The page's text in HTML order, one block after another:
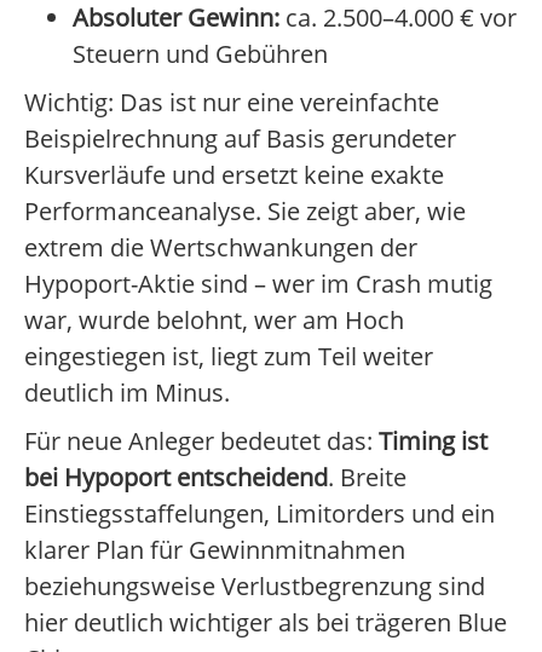
Absoluter Gewinn: ca. 2.500–4.000 € vor
Steuern und Gebühren
Wichtig: Das ist nur eine vereinfachte
Beispielrechnung auf Basis gerundeter
Kursverläufe und ersetzt keine exakte
Performanceanalyse. Sie zeigt aber, wie
extrem die Wertschwankungen der
Hypoport-Aktie sind – wer im Crash mutig
war, wurde belohnt, wer am Hoch
eingestiegen ist, liegt zum Teil weiter
deutlich im Minus.
Für neue Anleger bedeutet das: Timing ist
bei Hypoport entscheidend. Breite
Einstiegsstaffelungen, Limitorders und ein
klarer Plan für Gewinnmitnahmen
beziehungsweise Verlustbegrenzung sind
hier deutlich wichtiger als bei trägeren Blue